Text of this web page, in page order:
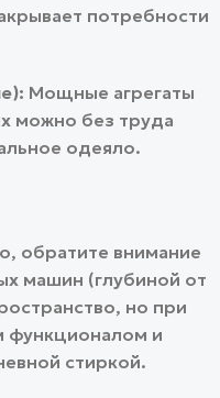
потребности
Мощные агрегаты
можно без труда
одеяло.
обратите внимание
машин (глубиной от
но при
функционалом и
стиркой.